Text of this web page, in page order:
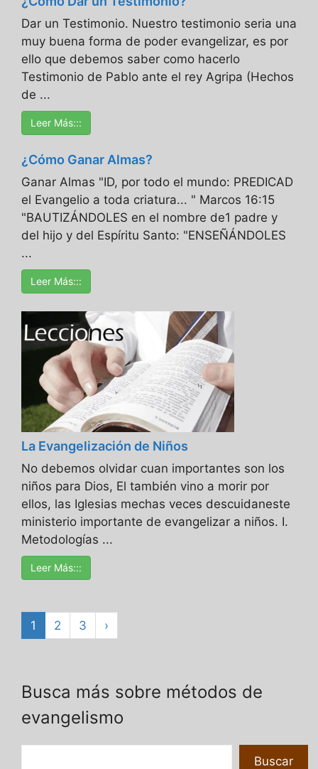
Dar un Testimonio. Nuestro testimonio seria una
muy buena forma de poder evangelizar, es por
ello que debemos saber como hacerlo
Testimonio de Pablo ante el rey Agripa (Hechos
de ...
Leer Más:::
¿Cómo Ganar Almas?
Ganar Almas "ID, por todo el mundo: PREDICAD
el Evangelio a toda criatura... " Marcos 16:15
"BAUTIZÁNDOLES en el nombre de1 padre y
del hijo y del Espíritu Santo: "ENSEÑÁNDOLES
...
Leer Más:::
La Evangelización de Niños
No debemos olvidar cuan importantes son los
niños para Dios, El también vino a morir por
ellos, las Iglesias mechas veces descuidaneste
ministerio importante de evangelizar a niños. I.
Metodologías ...
Leer Más:::
1 2 3 ›
Busca más sobre métodos de
evangelismo
Buscar